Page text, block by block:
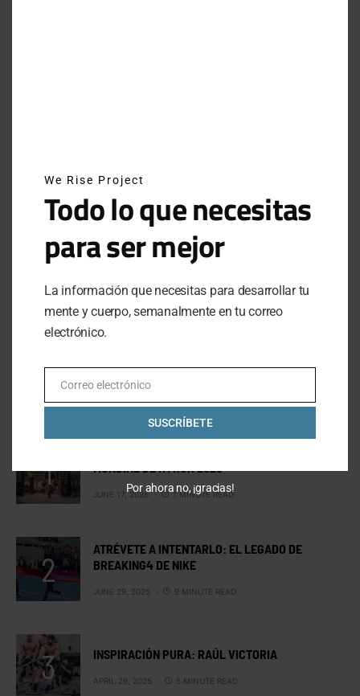
SUSCRÍBETE A NUESTRO NEWSLETTER
SUBSCRIBE
Al hacer clic en este botón, confirmas que has leído y
estas de acuerdo con nuestros términos de uso respecto al
almacenamiento de información enviada por esta forma.
LO MÁS VISTO
MUNDIAL DE HYROX 2026
JUNE 17, 2026 1 MINUTE READ
ATRÉVETE A INTENTARLO: EL LEGADO DE
BREAKING4 DE NIKE
JUNE 29, 2025 9 MINUTE READ
INSPIRACIÓN PURA: RAÚL VICTORIA
APRIL 29, 2025 5 MINUTE READ
We Rise Project
Todo lo que necesitas
para ser mejor
La información que necesitas para desarrollar tu
mente y cuerpo, semanalmente en tu correo
electrónico.
EmailCorreo electrónico
SUSCRÍBETE
Por ahora no, ¡gracias!